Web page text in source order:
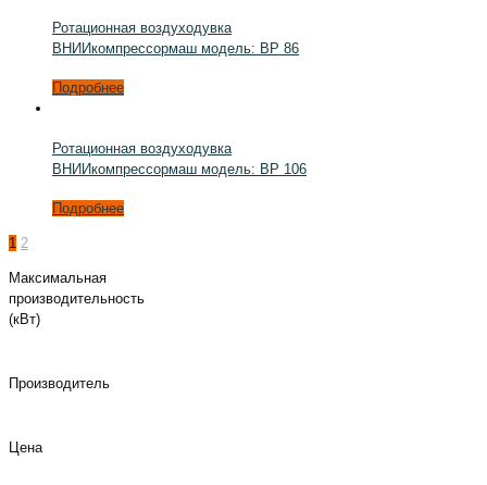
Ротационная воздуходувка
ВНИИкомпрессормаш модель: ВР 86
Подробнее
Ротационная воздуходувка
ВНИИкомпрессормаш модель: ВР 106
Подробнее
1 2
Максимальная
производительность
(кВт)
Производитель
Цена